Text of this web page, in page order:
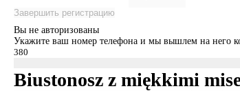
Завершить регистрацию
Вы не авторизованы
Укажите ваш номер телефона и мы вышлем на него
Biustonosz z miękkimi